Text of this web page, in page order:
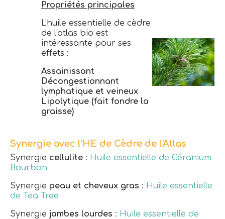
Propriétés principales
L'huile essentielle de cèdre
de l'atlas bio est
intéressante pour ses
effets :
Assainissant
Décongestionnant
lymphatique et veineux
Lipolytique (fait fondre la
graisse)
Synergie avec l'HE de Cèdre de l'Atlas
Synergie cellulite : Huile essentielle de Géranium
Bourbon
Synergie peau et cheveux gras : Huile essentielle
de Tea Tree
Synergie jambes lourdes : Huile essentielle de